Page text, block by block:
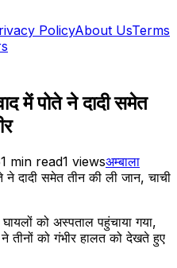
PolicyAbout UsTerms
में पोते ने दादी समेत
1 min read1 viewsअम्बाला
को अस्पताल पहुंचाया गया,
तीनों को गंभीर हालत को देखते हुए